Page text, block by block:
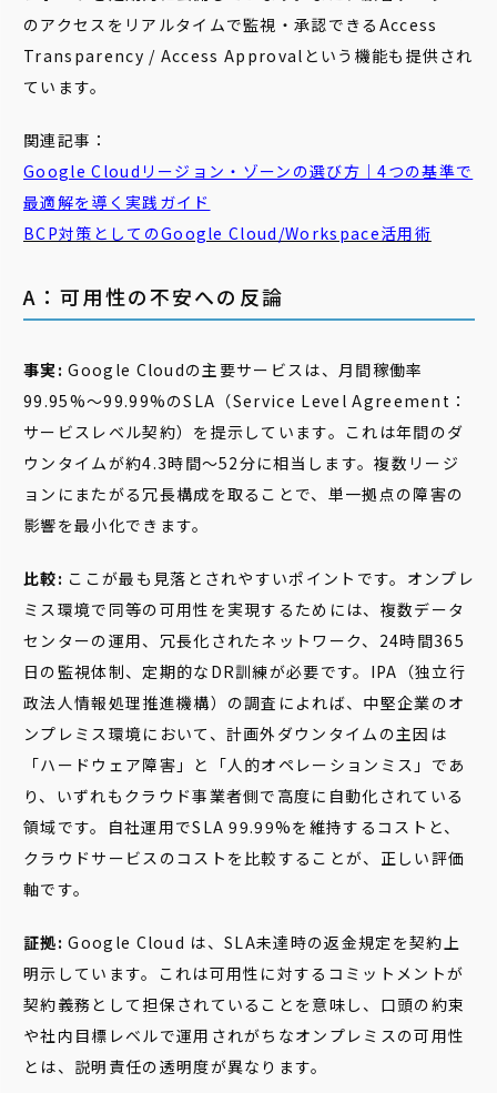
のアクセスをリアルタイムで監視・承認できるAccess
Transparency / Access Approvalという機能も提供され
ています。
関連記事：
Google Cloudリージョン・ゾーンの選び方｜4つの基準で
最適解を導く実践ガイド
BCP対策としてのGoogle Cloud/Workspace活用術
A：可用性の不安への反論
事実: Google Cloudの主要サービスは、月間稼働率
99.95%〜99.99%のSLA（Service Level Agreement：
サービスレベル契約）を提示しています。これは年間のダ
ウンタイムが約4.3時間〜52分に相当します。複数リージ
ョンにまたがる冗長構成を取ることで、単一拠点の障害の
影響を最小化できます。
比較: ここが最も見落とされやすいポイントです。オンプレ
ミス環境で同等の可用性を実現するためには、複数データ
センターの運用、冗長化されたネットワーク、24時間365
日の監視体制、定期的なDR訓練が必要です。IPA（独立行
政法人情報処理推進機構）の調査によれば、中堅企業のオ
ンプレミス環境において、計画外ダウンタイムの主因は
「ハードウェア障害」と「人的オペレーションミス」であ
り、いずれもクラウド事業者側で高度に自動化されている
領域です。自社運用でSLA 99.99%を維持するコストと、
クラウドサービスのコストを比較することが、正しい評価
軸です。
証拠:Google Cloud は、SLA未達時の返金規定を契約上
明示しています。これは可用性に対するコミットメントが
契約義務として担保されていることを意味し、口頭の約束
や社内目標レベルで運用されがちなオンプレミスの可用性
とは、説明責任の透明度が異なります。